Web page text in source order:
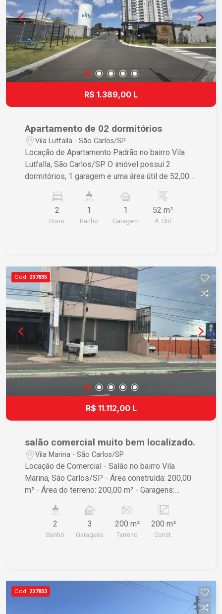
R$ 1.389,00 L
Apartamento de 02 dormitórios
Vila Lutfalla - São Carlos/SP
Locação de Apartamento Padrão no bairro Vila
Lutfalla, São Carlos/SP. O imóvel possui 2
dormitórios, 1 garagem e uma área útil de 52,00
mais informações, entre em contato.
2
Dorm.
1
Banho
1
Garagem
52 m²
A. Útil
Cód. 237835
R$ 11.112,00 L
salão comercial muito bem localizado.
Vila Marina - São Carlos/SP
Locação de Comercial - Salão no bairro Vila
Marina, São Carlos/SP - Área construída: 200,00
m² - Área do terreno: 200,00 m² - Garagens:
seu negócio, com espaço amplo e bem
localizado. Entre em contato para mais
informações e agendamento de visita.
2
Banho
3
Garagens
200 m²
Terreno
200 m²
Const.
Cód. 237833